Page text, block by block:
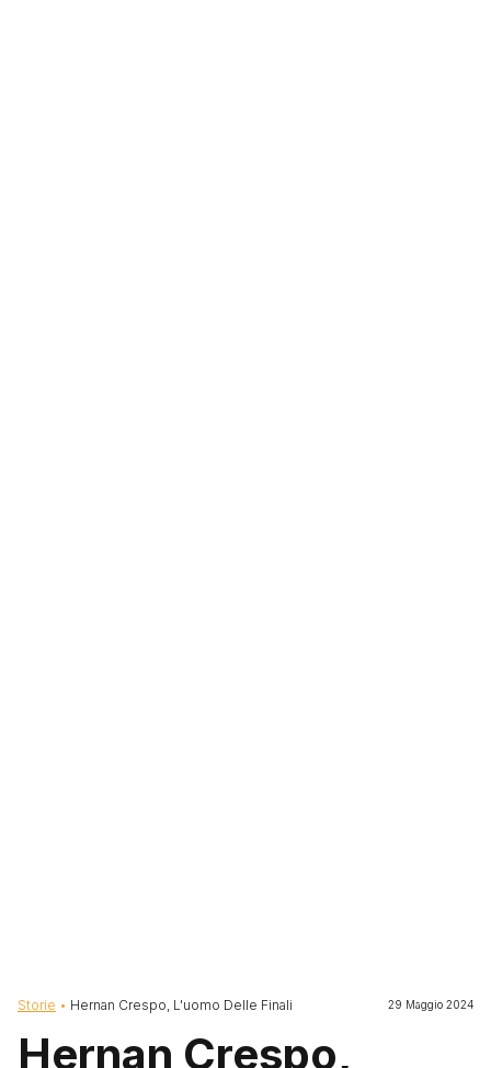
Briciole di pane
Storie Hernan Crespo, L'uomo Delle Finali 29 Maggio 2024
Hernan Crespo,